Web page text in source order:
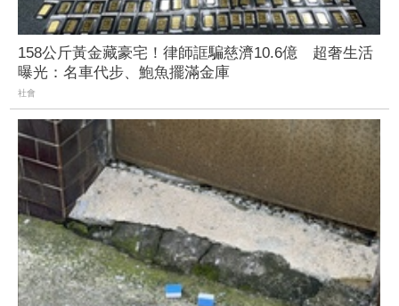
158公斤黃金藏豪宅！律師誆騙慈濟10.6億 超奢生活
曝光：名車代步、鮑魚擺滿金庫
社會